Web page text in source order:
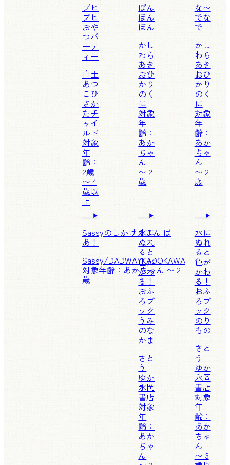
ブヒ
ブヒ
おや
つパ
ーテ
ィー
白土
あつ
こ ひ
さか
たチ
ャイ
ルド
対象
年
齢：
2歳
〜 4
歳以
上
ぽん
ぽん
ぽん
かし
わら
あき
おひ
かり
のく
に
対象
年
齢：
あか
ちゃ
ん
〜 2
歳
な〜
でな
で
かし
わら
あき
おひ
かり
のく
に
対象
年
齢：
あか
ちゃ
ん
〜 2
歳
Sassyのしかけえほん ば
あ！
Sassy/DADWAYKADOKAWA
対象年齢：あかちゃん 〜 2
歳
水に
ぬれ
ると
色が
かわ
る！
おふ
ろブ
ック
うみ
のな
かま
さと
う
ゆか
永岡
書店
対象
年
齢：
あか
ちゃ
ん
水に
ぬれ
ると
色が
かわ
る！
おふ
ろブ
ック
のり
もの
さと
う
ゆか
永岡
書店
対象
年
齢：
あか
ちゃ
ん
〜 3